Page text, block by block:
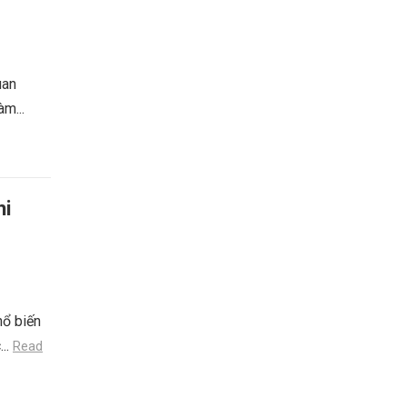
biến
Read